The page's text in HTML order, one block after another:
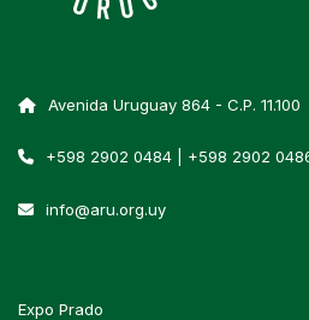
Avenida Uruguay 864 - C.P.
+598 2902 0484 | +598 2902
info@aru.org.uy
Expo Prado